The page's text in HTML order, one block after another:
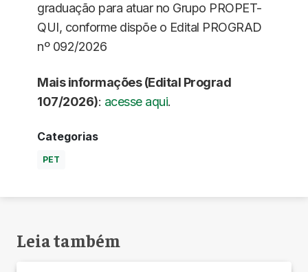
graduação para atuar no Grupo PROPET-
QUI, conforme dispõe o Edital PROGRAD
nº 092/2026
Mais informações (Edital Prograd
107/2026): acesse aqui.
Categorias
PET
Leia também